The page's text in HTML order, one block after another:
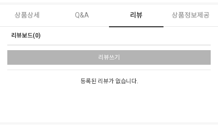
상품상세 Q&A 리뷰 상품정보제공
리뷰보드(0)
리뷰쓰기
등록된 리뷰가 없습니다.